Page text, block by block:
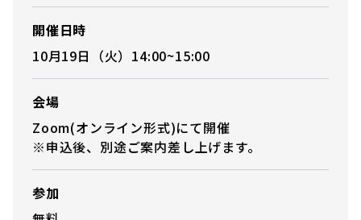
開催日時
10月19日（火）14:00~15:00
会場
Zoom(オンライン形式)にて開催
※申込後、別途ご案内差し上げます。
参加